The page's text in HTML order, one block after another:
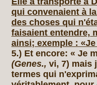
qui convenaient à
des choses qui
faisaient entendre,
ainsi; exemple :
5.) Et encore: « Je
(Genes., vi, 7) mais
termes qui